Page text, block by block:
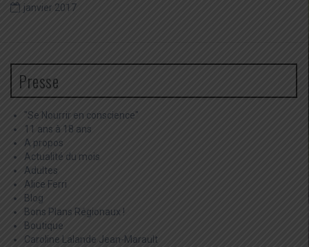
janvier 2017
Presse
"Se Nourrir en conscience"
11 ans à 18 ans
A propos
Actualité du mois
Adultes
Alice Ferri
Blog
Bons Plans Régionaux !
Boutique
Caroline Lalande Jean-Marault